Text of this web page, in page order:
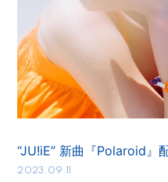
“JU!iE” 新曲『Polaroid』
2023.09.11